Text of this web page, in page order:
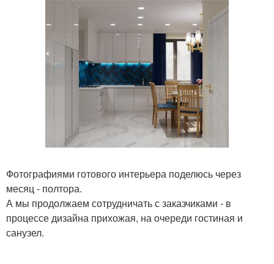
Фотографиями готового интерьера поделюсь через
месяц - полтора.
А мы продолжаем сотрудничать с заказчиками - в
процессе дизайна прихожая, на очереди гостиная и
санузел.